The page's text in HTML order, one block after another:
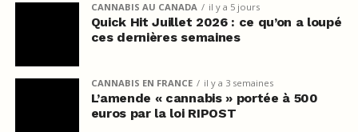
CANNABIS AU CANADA il y a 5 jours
Quick Hit Juillet 2026 : ce qu’on a loupé
ces dernières semaines
CANNABIS EN FRANCE il y a 3 semaines
L’amende « cannabis » portée à 500
euros par la loi RIPOST